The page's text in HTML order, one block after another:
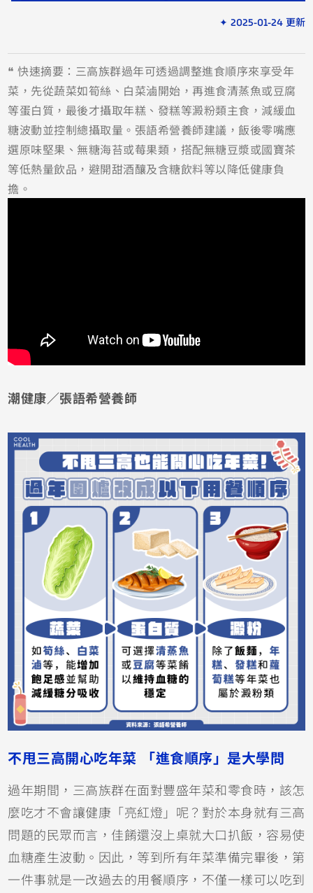
✦ 2025-01-24 更新
❝ 快速摘要：三高族群過年可透過調整進食順序來享受年
菜，先從蔬菜如筍絲、白菜滷開始，再進食清蒸魚或豆腐
等蛋白質，最後才攝取年糕、發糕等澱粉類主食，減緩血
糖波動並控制總攝取量。張語希營養師建議，飯後零嘴應
選原味堅果、無糖海苔或莓果類，搭配無糖豆漿或國寶茶
等低熱量飲品，避開甜酒釀及含糖飲料等以降低健康負
擔。
潮健康／張語希營養師
不甩三高開心吃年菜 「進食順序」是大學問
過年期間，三高族群在面對豐盛年菜和零食時，該怎
麼吃才不會讓健康「亮紅燈」呢？對於本身就有三高
問題的民眾而言，佳餚還沒上桌就大口扒飯，容易使
血糖產生波動。因此，等到所有年菜準備完畢後，第
一件事就是一改過去的用餐順序，不僅一樣可以吃到